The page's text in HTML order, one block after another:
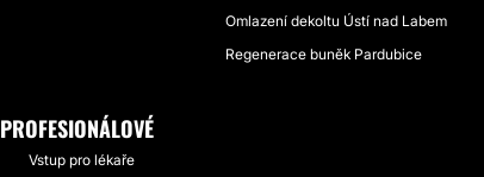
Omlazení dekoltu Ústí nad Labem
Regenerace buněk Pardubice
PROFESIONÁLOVÉ
Vstup pro lékaře